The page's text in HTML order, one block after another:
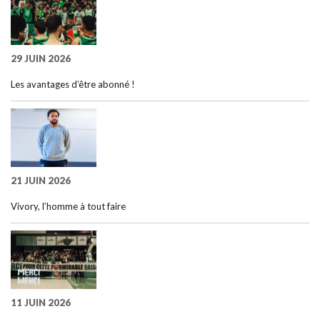
29 JUIN 2026
Les avantages d’être abonné !
21 JUIN 2026
Vivory, l’homme à tout faire
11 JUIN 2026